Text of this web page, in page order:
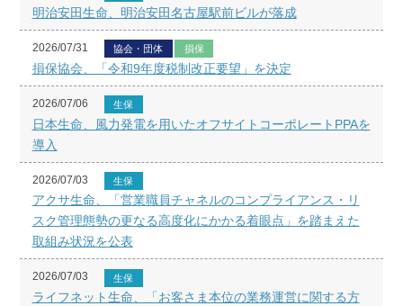
明治安田生命、明治安田名古屋駅前ビルが落成
2026/07/31 協会・団体 損保
損保協会、「令和9年度税制改正要望」を決定
2026/07/06 生保
日本生命、風力発電を用いたオフサイトコーポレートPPAを
導入
2026/07/03 生保
アクサ生命、「営業職員チャネルのコンプライアンス・リ
スク管理態勢の更なる高度化にかかる着眼点」を踏まえた
取組み状況を公表
2026/07/03 生保
ライフネット生命、「お客さま本位の業務運営に関する方